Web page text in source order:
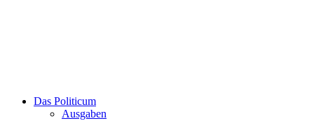
Das Politicum
Ausgaben